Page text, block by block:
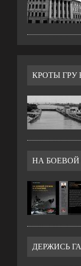
КРОТЫ ГРУ
НА БОЕВОЙ
ДЕРЖИСЬ